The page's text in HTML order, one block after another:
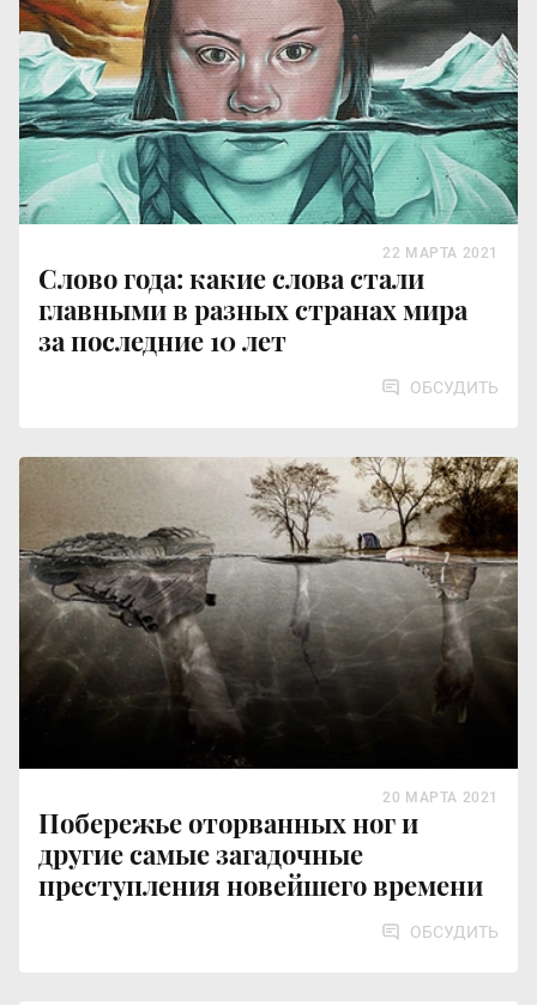
Слово года: какие слова стали
главными в разных странах мира
за последние 10 лет
22 МАРТА 2021
ОБСУДИТЬ
Побережье оторванных ног и
другие самые загадочные
преступления новейшего времени
20 МАРТА 2021
ОБСУДИТЬ